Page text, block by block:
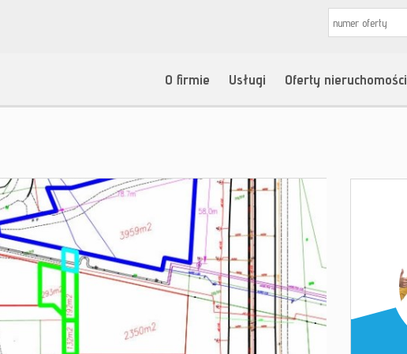
O firmie Usługi Oferty nieruchomości